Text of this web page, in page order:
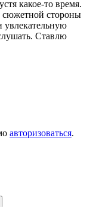
какое-то время.
сюжетной стороны
увлекательную
Ставлю
авторизоваться.